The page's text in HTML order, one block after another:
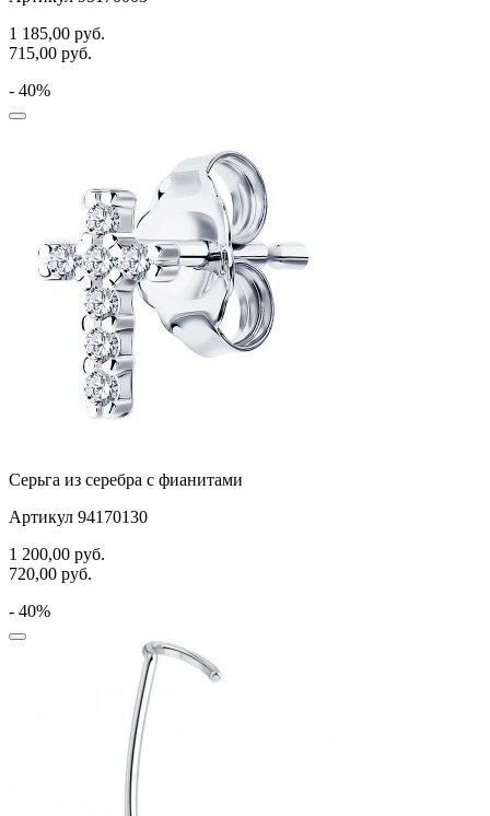
1 185,00 руб.
715,00 руб.
- 40%
Серьга из серебра с фианитами
Артикул 94170130
1 200,00 руб.
720,00 руб.
- 40%